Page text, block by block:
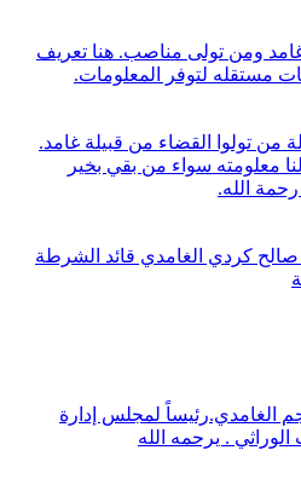
ومن تولى مناصب. هنا تعريف
مستقله لتوفر المعلومات.
من تولوا القضاء من قبيلة غامد.
معلومته سواء من بقي بخير
الله.
صالح كردي الغامدي قائد الشرطة
الغامدي.رئيساً لمجلس إدارة
. يرحمه الله